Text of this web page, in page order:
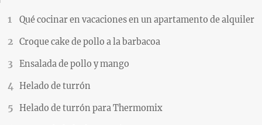
Qué cocinar en vacaciones en un apartamento de alquiler
Croque cake de pollo a la barbacoa
Ensalada de pollo y mango
Helado de turrón
Helado de turrón para Thermomix